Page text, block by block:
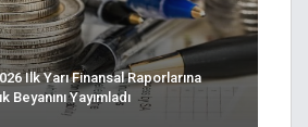
Ilk Yarı Finansal Raporlarına
Yayımladı